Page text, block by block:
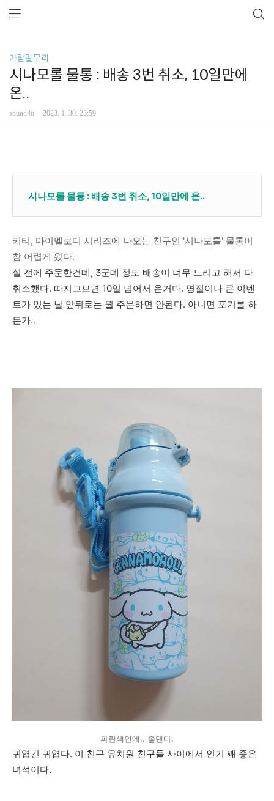
가람갈무리
시나모롤 물통 : 배송 3번 취소, 10일만에
온..
sound4u 2023. 1. 30. 23:59
시나모롤 물통 : 배송 3번 취소, 10일만에 온..
키티, 마이멜로디 시리즈에 나오는 친구인 '시나모롤' 물통이
참 어렵게 왔다.
설 전에 주문한건데, 3군데 정도 배송이 너무 느리고 해서 다
취소했다. 따지고보면 10일 넘어서 온거다. 명절이나 큰 이벤
트가 있는 날 앞뒤로는 뭘 주문하면 안된다. 아니면 포기를 하
든가..
파란색인데.. 좋댄다.
귀엽긴 귀엽다. 이 친구 유치원 친구들 사이에서 인기 꽤 좋은
녀석이다.